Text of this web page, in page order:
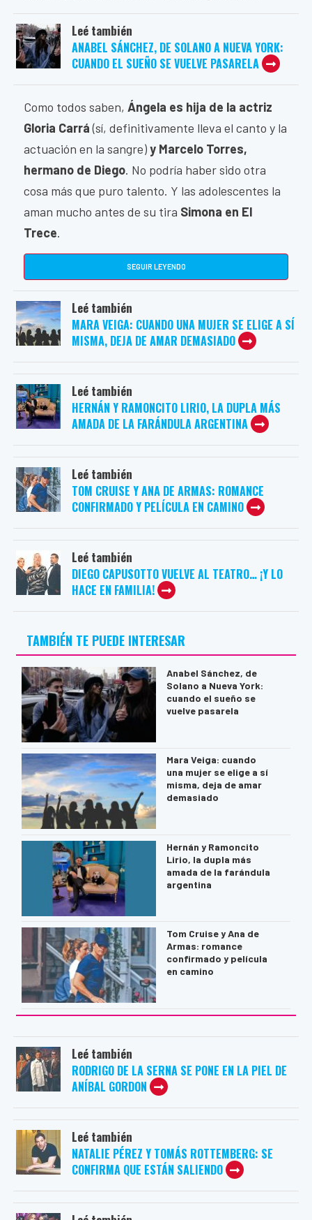
Leé también
ANABEL SÁNCHEZ, DE SOLANO A NUEVA YORK:
CUANDO EL SUEÑO SE VUELVE PASARELA
Como todos saben, Ángela es hija de la actriz
Gloria Carrá(sí, definitivamente lleva el canto y la
actuación en la sangre)y Marcelo Torres,
hermano de Diego. No podría haber sido otra
cosa más que puro talento. Y las adolescentes la
aman mucho antes de su tira Simona en El
Trece.
SEGUIR LEYENDO
Leé también
MARA VEIGA: CUANDO UNA MUJER SE ELIGE A SÍ
MISMA, DEJA DE AMAR DEMASIADO
Leé también
HERNÁN Y RAMONCITO LIRIO, LA DUPLA MÁS
AMADA DE LA FARÁNDULA ARGENTINA
Leé también
TOM CRUISE Y ANA DE ARMAS: ROMANCE
CONFIRMADO Y PELÍCULA EN CAMINO
Leé también
DIEGO CAPUSOTTO VUELVE AL TEATRO… ¡Y LO
HACE EN FAMILIA!
TAMBIÉN TE PUEDE INTERESAR
Anabel Sánchez, de
Solano a Nueva York:
cuando el sueño se
vuelve pasarela
Mara Veiga: cuando
una mujer se elige a sí
misma, deja de amar
demasiado
Hernán y Ramoncito
Lirio, la dupla más
amada de la farándula
argentina
Tom Cruise y Ana de
Armas: romance
confirmado y película
en camino
Leé también
RODRIGO DE LA SERNA SE PONE EN LA PIEL DE
ANÍBAL GORDON
Leé también
NATALIE PÉREZ Y TOMÁS ROTTEMBERG: SE
CONFIRMA QUE ESTÁN SALIENDO